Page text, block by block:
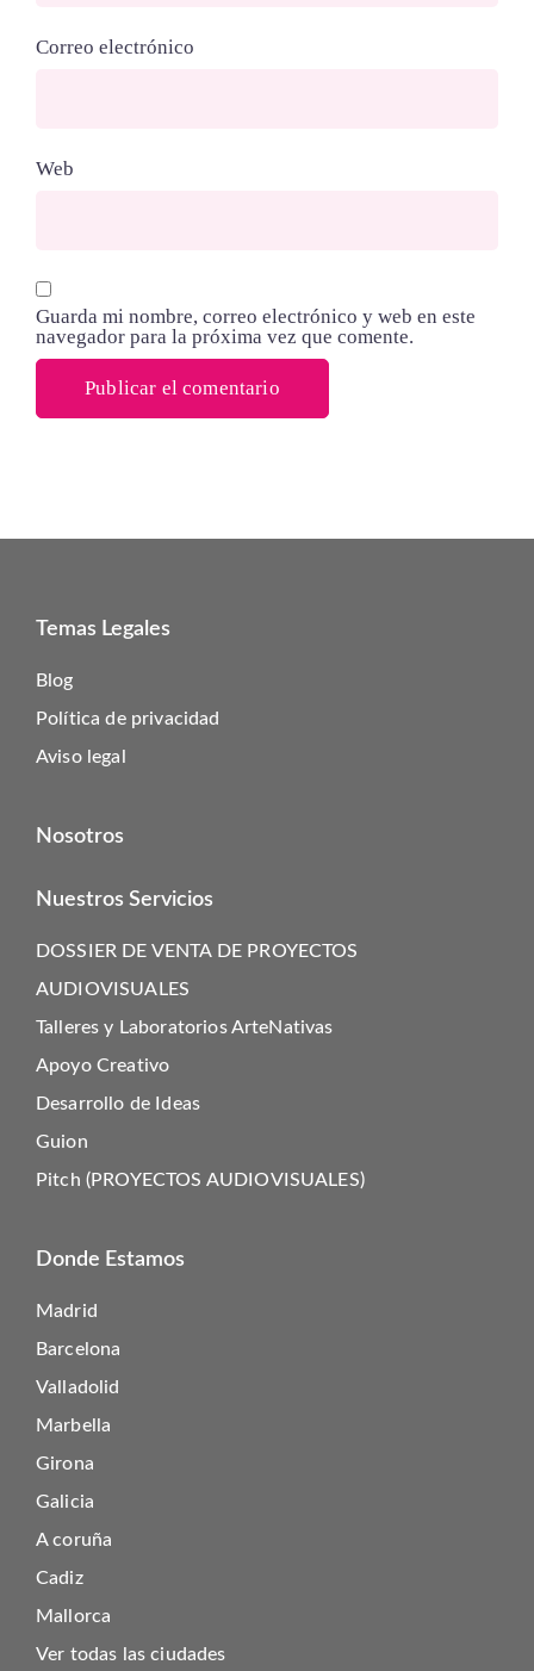
Correo electrónico
Web
Guarda mi nombre, correo electrónico y web en este
navegador para la próxima vez que comente.
Temas Legales
Blog
Política de privacidad
Aviso legal
Nosotros
Nuestros Servicios
DOSSIER DE VENTA DE PROYECTOS
AUDIOVISUALES
Talleres y Laboratorios ArteNativas
Apoyo Creativo
Desarrollo de Ideas
Guion
Pitch (PROYECTOS AUDIOVISUALES)
Donde Estamos
Madrid
Barcelona
Valladolid
Marbella
Girona
Galicia
A coruña
Cadiz
Mallorca
Ver todas las ciudades